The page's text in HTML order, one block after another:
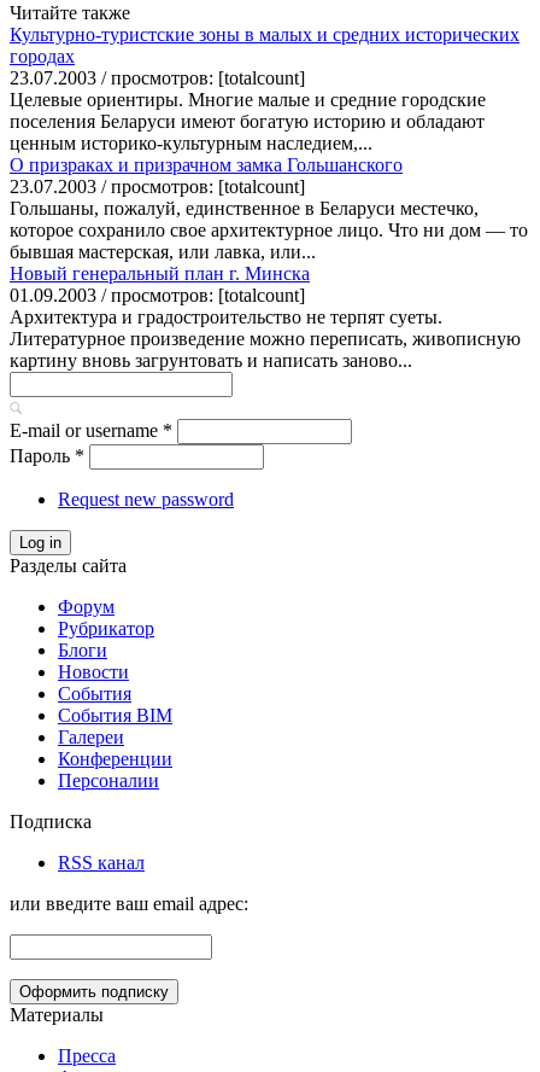
Читайте также
Культурно-туристские зоны в малых и средних исторических
городах
23.07.2003 / просмотров: [totalcount]
Целевые ориентиры. Многие малые и средние городские
поселения Беларуси имеют богатую историю и обладают
ценным историко-культурным наследием,...
О призраках и призрачном замка Гольшанского
23.07.2003 / просмотров: [totalcount]
Гольшаны, пожалуй, единственное в Беларуси местечко,
которое сохранило свое архитектурное лицо. Что ни дом — то
бывшая мастерская, или лавка, или...
Новый генеральный план г. Минска
01.09.2003 / просмотров: [totalcount]
Архитектура и градостроительство не терпят суеты.
Литературное произведение можно переписать, живописную
картину вновь загрунтовать и написать заново...
E-mail or username *
Пароль *
Request new password
Log in
Разделы сайта
Форум
Рубрикатор
Блоги
Новости
События
События BIM
Галереи
Конференции
Персоналии
Подписка
RSS канал
или введите ваш email адрес:
Материалы
Пресса